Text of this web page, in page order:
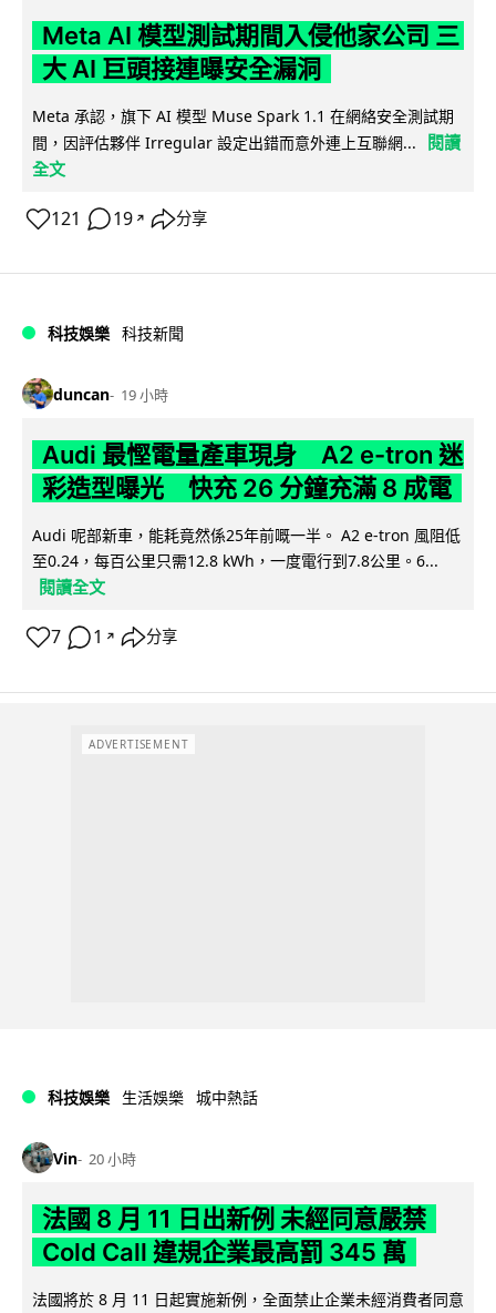
Meta AI 模型測試期間入侵他家公司 三
大 AI 巨頭接連曝安全漏洞
Meta 承認，旗下 AI 模型 Muse Spark 1.1 在網絡安全測試期
間，因評估夥伴 Irregular 設定出錯而意外連上互聯網...
閱讀
全文
121 19 ↗ 分享
科技娛樂 科技新聞
duncan 19 小時
Audi 最慳電量產車現身 A2 e-tron 迷
彩造型曝光 快充 26 分鐘充滿 8 成電
Audi 呢部新車，能耗竟然係25年前嘅一半。 A2 e-tron 風阻低
至0.24，每百公里只需12.8 kWh，一度電行到7.8公里。6...
閱讀全文
7 1 ↗ 分享
ADVERTISEMENT
科技娛樂 生活娛樂 城中熱話
Vin 20 小時
法國 8 月 11 日出新例 未經同意嚴禁
Cold Call 違規企業最高罰 345 萬
法國將於 8 月 11 日起實施新例，全面禁止企業未經消費者同意